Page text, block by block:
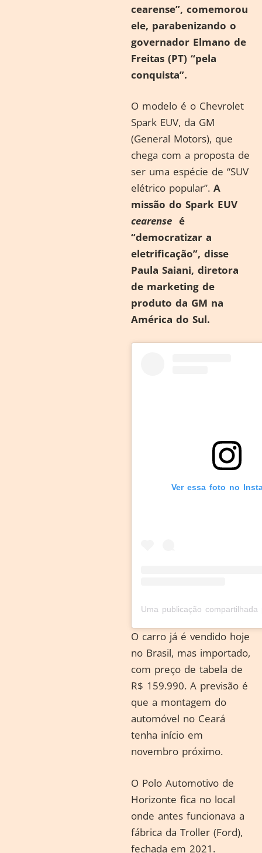
cearense”, comemorou
ele, parabenizando o
governador Elmano de
Freitas (PT) “pela
conquista”.
O modelo é o Chevrolet
Spark EUV, da GM
(General Motors), que
chega com a proposta de
ser uma espécie de “SUV
elétrico popular”. A
missão do Spark EUV
cearense é
“democratizar a
eletrificação”, disse
Paula Saiani, diretora
de marketing de
produto da GM na
América do Sul.
Ver essa foto no
O carro já é vendido hoje
no Brasil, mas importado,
com preço de tabela de
R$ 159.990. A previsão é
que a montagem do
automóvel no Ceará
tenha início em
novembro próximo.
O Polo Automotivo de
Horizonte fica no local
onde antes funcionava a
fábrica da Troller (Ford),
fechada em 2021.